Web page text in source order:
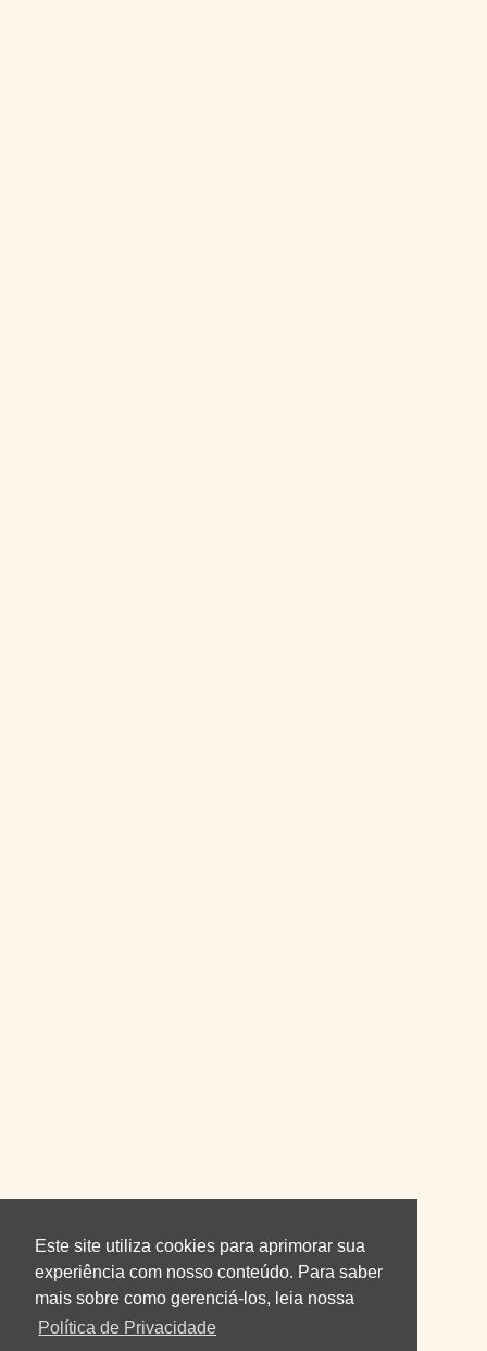
Este site utiliza cookies para aprimorar sua
experiência com nosso conteúdo. Para saber
mais sobre como gerenciá-los, leia nossa
Política de Privacidade